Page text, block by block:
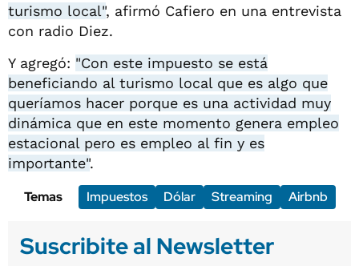
turismo local", afirmó Cafiero en una entrevista
con radio Diez.
Y agregó: "Con este impuesto se está
beneficiando al turismo local que es algo que
queríamos hacer porque es una actividad muy
dinámica que en este momento genera empleo
estacional pero es empleo al fin y es
importante".
Temas
Impuestos Dólar Streaming Airbnb
Suscribite al Newsletter